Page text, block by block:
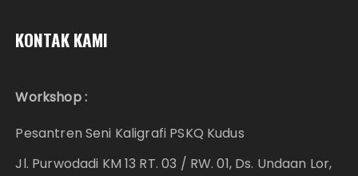
KONTAK KAMI
Workshop :
Pesantren Seni Kaligrafi PSKQ Kudus
Jl. Purwodadi KM 13 RT. 03 / RW. 01, Ds. Undaan Lor,